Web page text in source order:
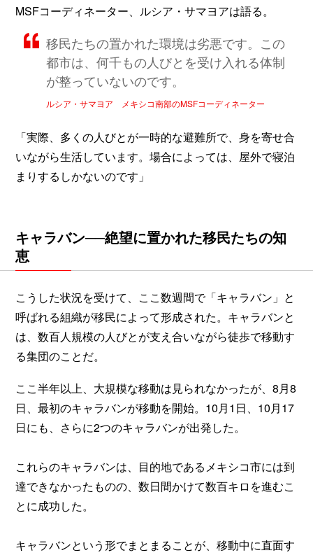
MSFコーディネーター、ルシア・サマヨアは語る。
移民たちの置かれた環境は劣悪です。この
都市は、何千もの人びとを受け入れる体制
が整っていないのです。
ルシア・サマヨア メキシコ南部のMSFコーディネーター
「実際、多くの人びとが一時的な避難所で、身を寄せ合
いながら生活しています。場合によっては、屋外で寝泊
まりするしかないのです」
キャラバン──絶望に置かれた移民たちの知
恵
こうした状況を受けて、ここ数週間で「キャラバン」と
呼ばれる組織が移民によって形成された。キャラバンと
は、数百人規模の人びとが支え合いながら徒歩で移動す
る集団のことだ。
ここ半年以上、大規模な移動は見られなかったが、8月8
日、最初のキャラバンが移動を開始。10月1日、10月17
日にも、さらに2つのキャラバンが出発した。
これらのキャラバンは、目的地であるメキシコ市には到
達できなかったものの、数日間かけて数百キロを進むこ
とに成功した。
キャラバンという形でまとまることが、移動中に直面す